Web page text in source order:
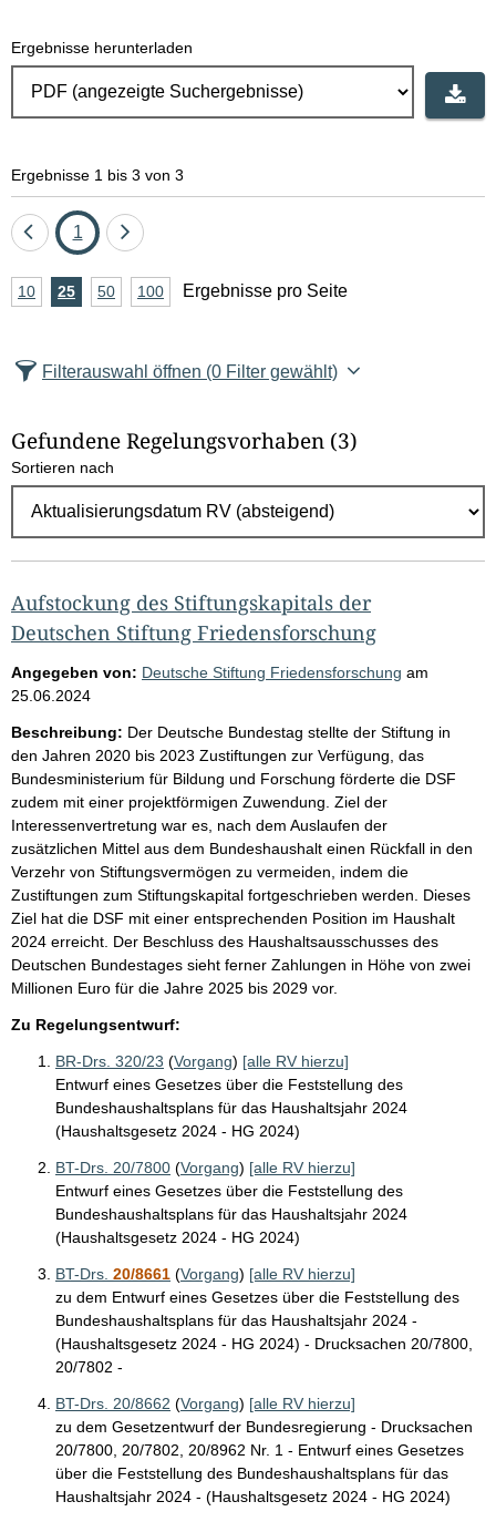
Ergebnisse herunterladen
Ergebnisse 1 bis 3 von 3
Eine
zurück
Seite
1
Eine
vor
A
z
l
E
g
e
b
n
i
s
s
e
p
r
o
S
e
i
t
10Ergebnisse
25Ergebnisse
50Ergebnisse
100Ergebnisse
Ergebnisse pro Seite
Filterauswahl öffnen (0 Filter gewählt)
Gefundene Regelungsvorhaben (3)
Sortieren nach
Aufstockung des Stiftungskapitals der
Deutschen Stiftung Friedensforschung
Angegeben von: Deutsche Stiftung Friedensforschung am
25.06.2024
Beschreibung: Der Deutsche Bundestag stellte der Stiftung in
den Jahren 2020 bis 2023 Zustiftungen zur Verfügung, das
Bundesministerium für Bildung und Forschung förderte die DSF
zudem mit einer projektförmigen Zuwendung. Ziel der
Interessenvertretung war es, nach dem Auslaufen der
zusätzlichen Mittel aus dem Bundeshaushalt einen Rückfall in den
Verzehr von Stiftungsvermögen zu vermeiden, indem die
Zustiftungen zum Stiftungskapital fortgeschrieben werden. Dieses
Ziel hat die DSF mit einer entsprechenden Position im Haushalt
2024 erreicht. Der Beschluss des Haushaltsausschusses des
Deutschen Bundestages sieht ferner Zahlungen in Höhe von zwei
Millionen Euro für die Jahre 2025 bis 2029 vor.
Zu Regelungsentwurf:
BR-Drs. 320/23 (Vorgang) [alle RV hierzu]
Entwurf eines Gesetzes über die Feststellung des
Bundeshaushaltsplans für das Haushaltsjahr 2024
(Haushaltsgesetz 2024 - HG 2024)
BT-Drs. 20/7800 (Vorgang) [alle RV hierzu]
Entwurf eines Gesetzes über die Feststellung des
Bundeshaushaltsplans für das Haushaltsjahr 2024
(Haushaltsgesetz 2024 - HG 2024)
BT-Drs. 20/8661 (Vorgang) [alle RV hierzu]
zu dem Entwurf eines Gesetzes über die Feststellung des
Bundeshaushaltsplans für das Haushaltsjahr 2024 -
(Haushaltsgesetz 2024 - HG 2024) - Drucksachen 20/7800,
20/7802 -
BT-Drs. 20/8662 (Vorgang) [alle RV hierzu]
zu dem Gesetzentwurf der Bundesregierung - Drucksachen
20/7800, 20/7802, 20/8962 Nr. 1 - Entwurf eines Gesetzes
über die Feststellung des Bundeshaushaltsplans für das
Haushaltsjahr 2024 - (Haushaltsgesetz 2024 - HG 2024)